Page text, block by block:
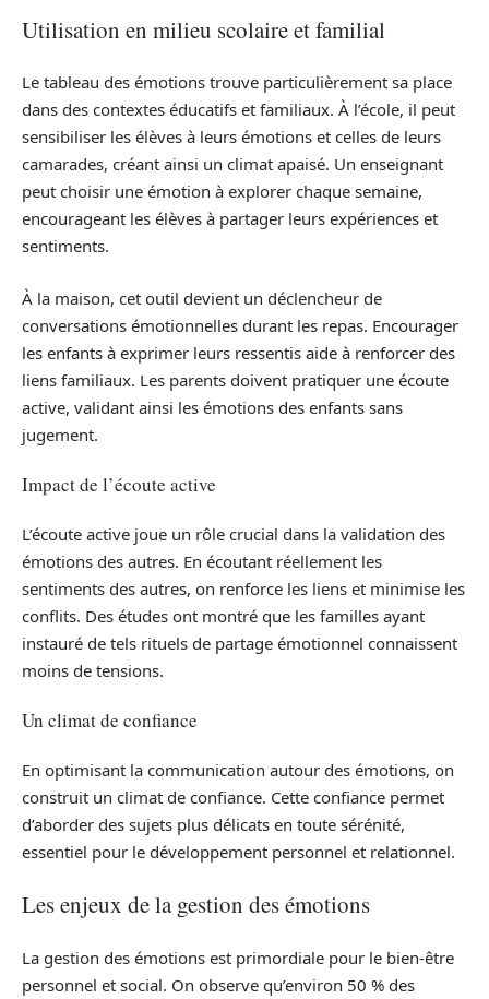
Utilisation en milieu scolaire et familial
Le tableau des émotions trouve particulièrement sa place
dans des contextes éducatifs et familiaux. À l’école, il peut
sensibiliser les élèves à leurs émotions et celles de leurs
camarades, créant ainsi un climat apaisé. Un enseignant
peut choisir une émotion à explorer chaque semaine,
encourageant les élèves à partager leurs expériences et
sentiments.
À la maison, cet outil devient un déclencheur de
conversations émotionnelles durant les repas. Encourager
les enfants à exprimer leurs ressentis aide à renforcer des
liens familiaux. Les parents doivent pratiquer une écoute
active, validant ainsi les émotions des enfants sans
jugement.
Impact de l’écoute active
L’écoute active joue un rôle crucial dans la validation des
émotions des autres. En écoutant réellement les
sentiments des autres, on renforce les liens et minimise les
conflits. Des études ont montré que les familles ayant
instauré de tels rituels de partage émotionnel connaissent
moins de tensions.
Un climat de confiance
En optimisant la communication autour des émotions, on
construit un climat de confiance. Cette confiance permet
d’aborder des sujets plus délicats en toute sérénité,
essentiel pour le développement personnel et relationnel.
Les enjeux de la gestion des émotions
La gestion des émotions est primordiale pour le bien-être
personnel et social. On observe qu’environ 50 % des